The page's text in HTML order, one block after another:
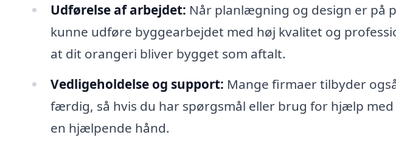
Udførelse af arbejdet: Når planlægning og design er på
kunne udføre byggearbejdet med høj kvalitet og
at dit orangeri bliver bygget som aftalt.
Vedligeholdelse og support: Mange firmaer tilbyder
færdig, så hvis du har spørgsmål eller brug for hjælp
en hjælpende hånd.